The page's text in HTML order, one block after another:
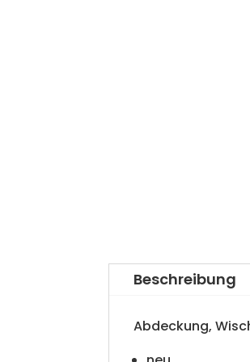
Beschreibung
Abdeckung,